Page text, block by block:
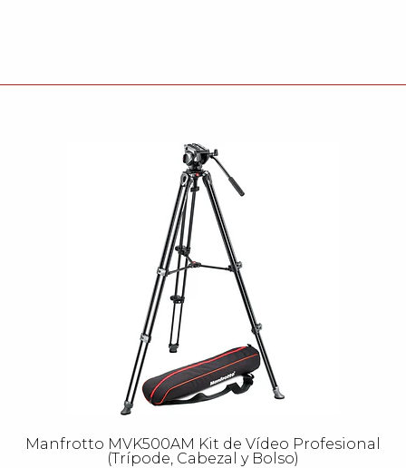
Manfrotto MVK500AM Kit de Vídeo Profesional
(Trípode, Cabezal y Bolso)